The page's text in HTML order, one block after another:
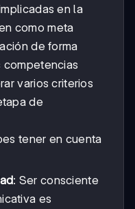
en la
como meta
de forma
competencias
varios criterios
de
tener en cuenta
: Ser consciente
es